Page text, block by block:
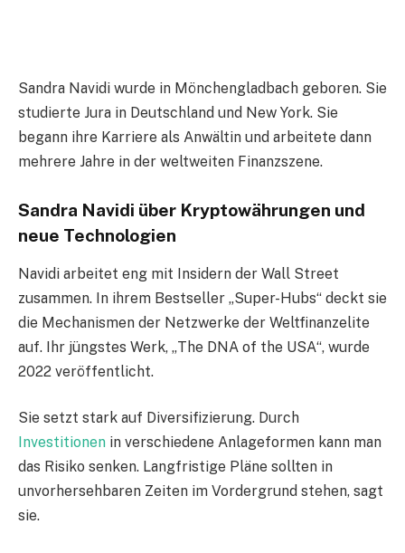
Sandra Navidi wurde in Mönchengladbach geboren. Sie
studierte Jura in Deutschland und New York. Sie
begann ihre Karriere als Anwältin und arbeitete dann
mehrere Jahre in der weltweiten Finanzszene.
Sandra Navidi über Kryptowährungen und
neue Technologien
Navidi arbeitet eng mit Insidern der Wall Street
zusammen. In ihrem Bestseller „Super-Hubs“ deckt sie
die Mechanismen der Netzwerke der Weltfinanzelite
auf. Ihr jüngstes Werk, „The DNA of the USA“, wurde
2022 veröffentlicht.
Sie setzt stark auf Diversifizierung. Durch
Investitionen in verschiedene Anlageformen kann man
das Risiko senken. Langfristige Pläne sollten in
unvorhersehbaren Zeiten im Vordergrund stehen, sagt
sie.